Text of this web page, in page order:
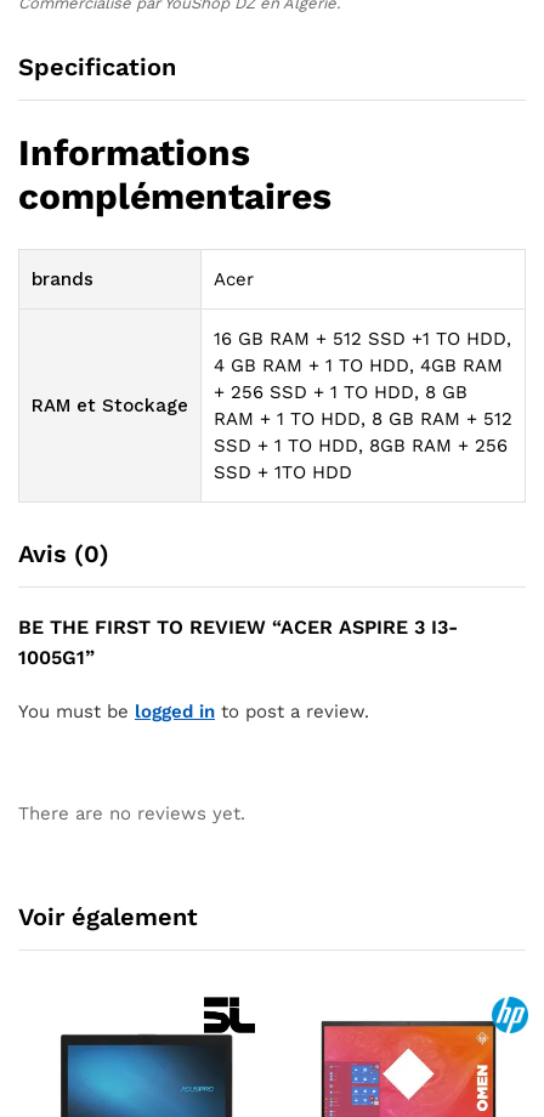
Specification
Informations
complémentaires
brands Acer
RAM et Stockage
16 GB RAM + 512 SSD +1 TO HDD,
4 GB RAM + 1 TO HDD, 4GB RAM
+ 256 SSD + 1 TO HDD, 8 GB
RAM + 1 TO HDD, 8 GB RAM + 512
SSD + 1 TO HDD, 8GB RAM + 256
SSD + 1TO HDD
Avis (0)
BE THE FIRST TO REVIEW “ACER ASPIRE 3 I3-
1005G1”
You must be logged in to post a review.
There are no reviews yet.
Voir également